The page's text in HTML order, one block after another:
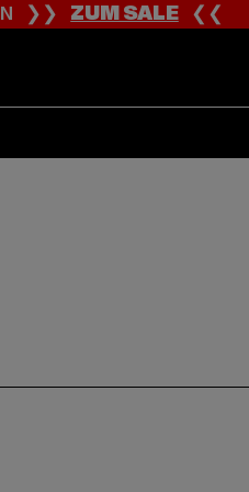
❯❯ZUM SALE❮❮